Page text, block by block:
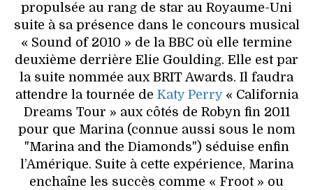
propulsée au rang de star au Royaume-Uni
suite à sa présence dans le concours musical
« Sound of 2010 » de la BBC où elle termine
deuxième derrière Elie Goulding. Elle est par
la suite nommée aux BRIT Awards. Il faudra
attendre la tournée de Katy Perry« California
Dreams Tour » aux côtés de Robyn fin 2011
pour que Marina (connue aussi sous le nom
"Marina and the Diamonds") séduise enfin
l’Amérique. Suite à cette expérience, Marina
enchaîne les succès comme « Froot » ou